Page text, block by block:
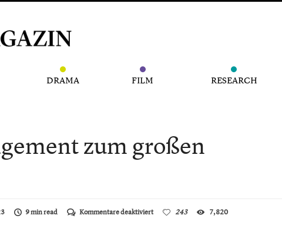
DRAMA FILM RESEARCH
zum großen
9 min read Kommentare deaktiviertfür
243 7,820